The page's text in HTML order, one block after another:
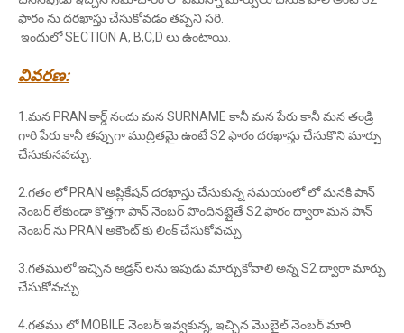
ఫారం ను దరఖాస్తు చేసుకోవడం తప్పని సరి.
ఇందులో SECTION A, B,C,D లు ఉంటాయి.
వివరణ:
1.మన PRAN కార్డ్ నందు మన SURNAME కానీ మన పేరు కానీ మన తండ్రి
గారి పేరు కానీ తప్పుగా ముద్రితమై ఉంటే S2 ఫారం దరఖాస్తు చేసుకొని మార్పు
చేసుకునవచ్చు.
2.గతం లో PRAN అప్లికేషన్ దరఖాస్తు చేసుకున్న సమయంలో లో మనకి పాన్
నెంబర్ లేకుండా కొత్తగా పాన్ నెంబర్ పొందినట్లైతే S2 ఫారం ద్వారా మన పాన్
నెంబర్ ను PRAN అకౌంట్ కు లింక్ చేసుకోవచ్చు.
3.గతములో ఇచ్చిన అడ్రస్ లను ఇపుడు మార్చుకోవాలి అన్న S2 ద్వారా మార్పు
చేసుకోవచ్చు.
4.గతము లో MOBILE నెంబర్ ఇవ్వకున్న, ఇచ్చిన మొబైల్ నెంబర్ మారి